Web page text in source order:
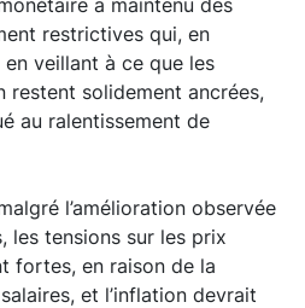
a maintenu des
restrictives qui, en
veillant à ce que les
restent solidement ancrées,
au ralentissement de
l’amélioration observée
les tensions sur les prix
fortes, en raison de la
et l’inflation devrait